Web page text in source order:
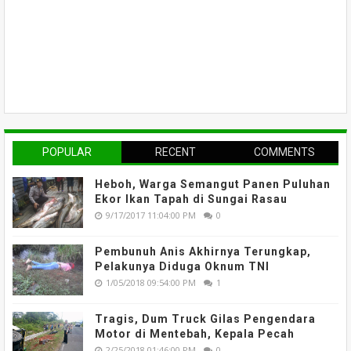
POPULAR RECENT COMMENTS
Heboh, Warga Semangut Panen Puluhan
Ekor Ikan Tapah di Sungai Rasau
9/17/2017 11:04:00 PM 0
Pembunuh Anis Akhirnya Terungkap,
Pelakunya Diduga Oknum TNI
1/05/2018 09:54:00 PM 1
Tragis, Dum Truck Gilas Pengendara
Motor di Mentebah, Kepala Pecah